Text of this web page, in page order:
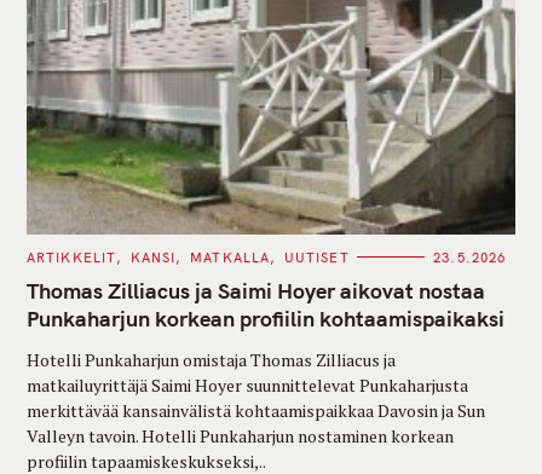
C
T
E
G
O
I
E
S
ARTIKKELIT KANSI MATKALLA UUTISET 23.5.2026
Thomas Zilliacus ja Saimi Hoyer aikovat nostaa
Punkaharjun korkean profiilin kohtaamispaikaksi
Hotelli Punkaharjun omistaja Thomas Zilliacus ja
matkailuyrittäjä Saimi Hoyer suunnittelevat Punkaharjusta
merkittävää kansainvälistä kohtaamispaikkaa Davosin ja Sun
Valleyn tavoin. Hotelli Punkaharjun nostaminen korkean
profiilin tapaamiskeskukseksi,..